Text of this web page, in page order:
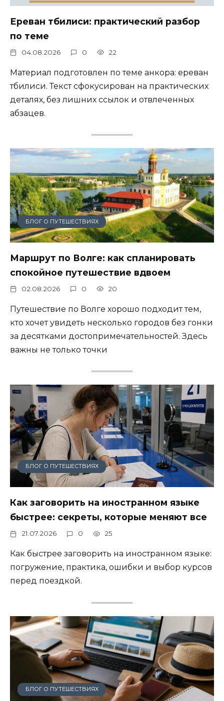
Ереван тбилиси: практический разбор
по теме
04.08.2026 0 22
Материал подготовлен по теме анкора: ереван
тбилиси. Текст сфокусирован на практических
деталях, без лишних ссылок и отвлеченных
абзацев.
БЛОГ О ПУТЕШЕСТВИЯХ
Маршрут по Волге: как спланировать
спокойное путешествие вдвоем
02.08.2026 0 20
Путешествие по Волге хорошо подходит тем,
кто хочет увидеть несколько городов без гонки
за десятками достопримечательностей. Здесь
важны не только точки
БЛОГ О ПУТЕШЕСТВИЯХ
Как заговорить на иностранном языке
быстрее: секреты, которые меняют все
21.07.2026 0 25
Как быстрее заговорить на иностранном языке:
погружение, практика, ошибки и выбор курсов
перед поездкой.
БЛОГ О ПУТЕШЕСТВИЯХ